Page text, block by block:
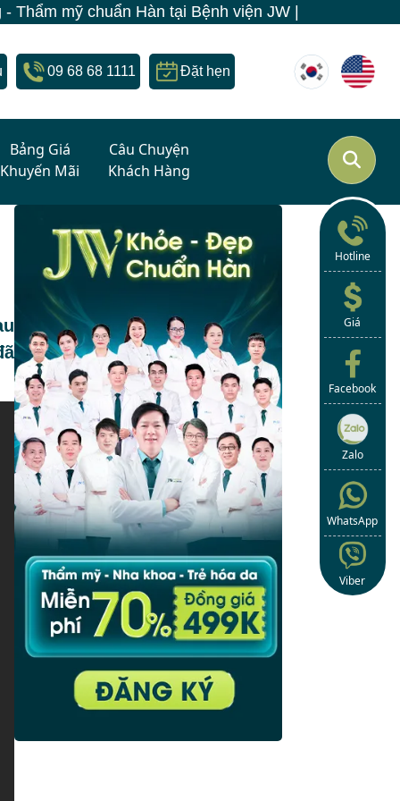
viện JW | Miễn phí đến 70%: Thẩm mỹ / Nha
09 68 68 1111 Đặt hẹn
Bảng Giá
Khuyến Mãi
Câu Chuyện
Khách Hàng
Hotline
Giá
Facebook
Zalo
WhatsApp
Viber